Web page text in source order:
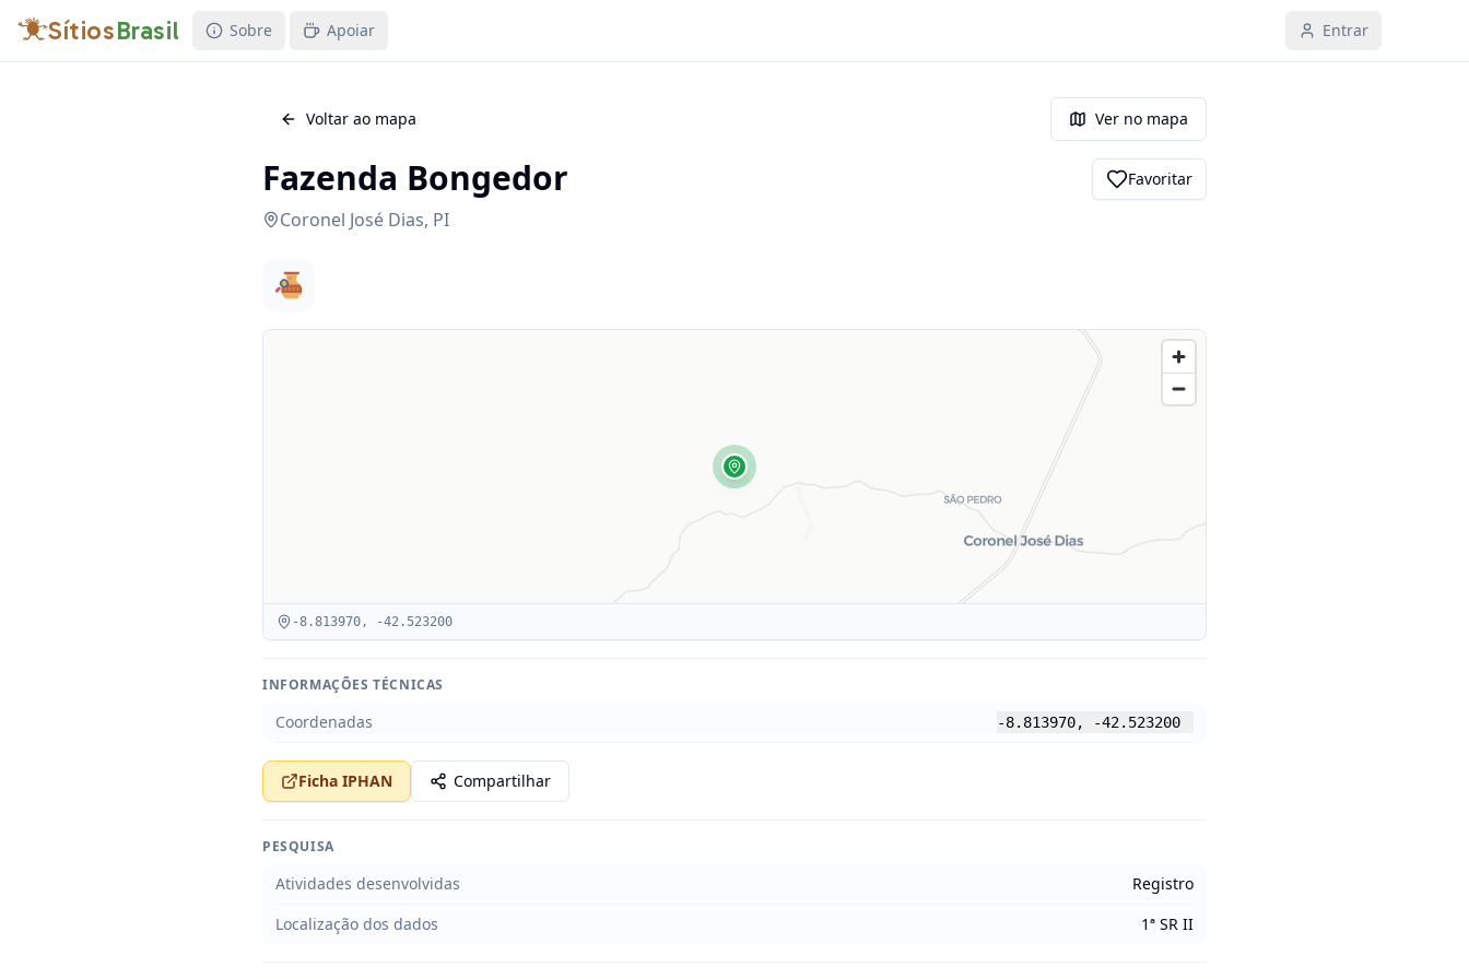
SítiosBrasil Sobre Apoiar Entrar
Voltar ao mapa Ver no mapa
Fazenda Bongedor
Coronel José Dias, PI
Favoritar
-8.813970, -42.523200
INFORMAÇÕES TÉCNICAS
Coordenadas -8.813970, -42.523200
Ficha IPHAN Compartilhar
PESQUISA
Atividades desenvolvidas
Registro
Localização dos dados
1ª SR II